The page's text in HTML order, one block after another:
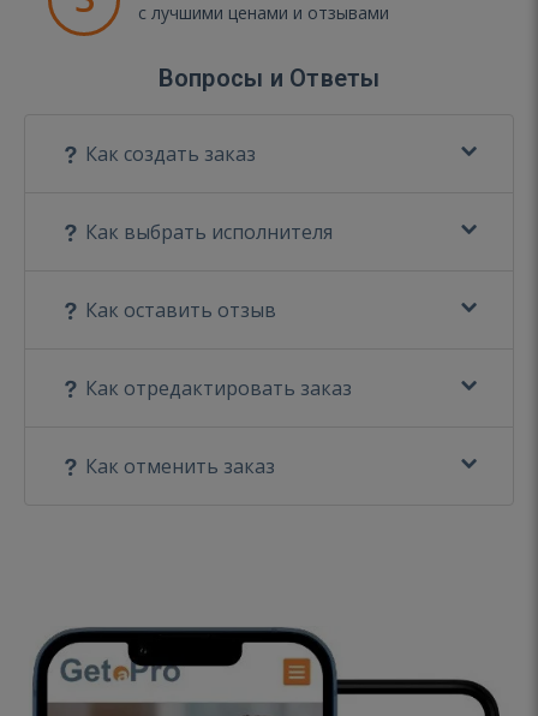
с лучшими ценами и отзывами
Вопросы и Ответы
Как создать заказ
Как выбрать исполнителя
Как оставить отзыв
Как отредактировать заказ
Как отменить заказ